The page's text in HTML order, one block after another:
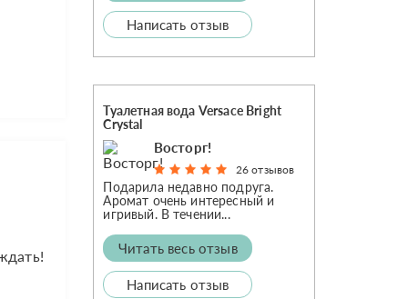
Написать отзыв
Туалетная вода Versace Bright
Crystal
Восторг!
26 отзывов
Подарила недавно подруга.
Аромат очень интересный и
игривый. В течении...
Читать весь отзыв
Написать отзыв